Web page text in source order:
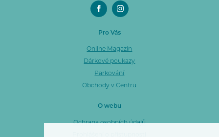
Pro Vás
Online Magazín
Dárkové poukazy
Parkování
Obchody v Centru
O webu
Ochrana osobních údajů